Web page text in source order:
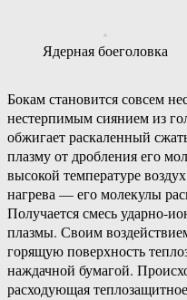
Ядерная боеголовка
Бокам становится совсем
нестерпимым сиянием из
обжигает раскаленный
плазму от дробления его
высокой температуре
нагрева — его молекулы
Получается смесь ударно-
плазмы. Своим
горящую поверхность
наждачной бумагой.
расходующая